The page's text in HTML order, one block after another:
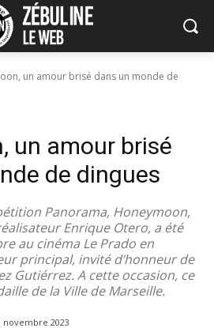
un amour brisé dans un monde de
un amour brisé
de dingues
Panorama, Honeymoon,
Enrique Otero, a été
au cinéma Le Prado en
principal, invité d’honneur de
Gutiérrez. A cette occasion, ce
de la Ville de Marseille.
novembre 2023